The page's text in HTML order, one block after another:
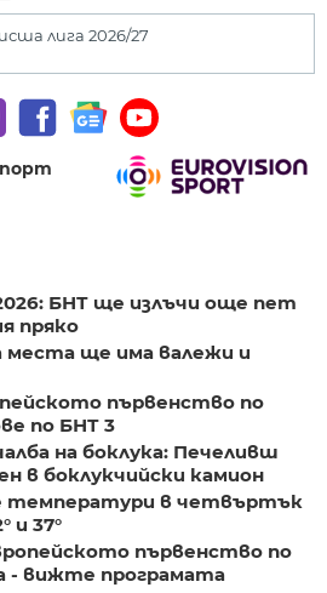
лига 2026/27
БНТ ще излъчи още пет
пряко
места ще има валежи и
първенство по
по БНТ 3
на боклука: Печеливш
в боклукчийски камион
температури в четвъртък
и 37°
първенство по
- вижте програмата